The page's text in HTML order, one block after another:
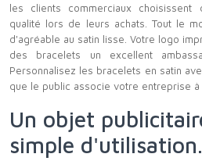
les clients commerciaux choisissent
qualité lors de leurs achats. Tout le
d'agréable au satin lisse. Votre logo
des bracelets un excellent
Personnalisez les bracelets en satin
que le public associe votre entreprise
Un objet
simple d'utilisation.